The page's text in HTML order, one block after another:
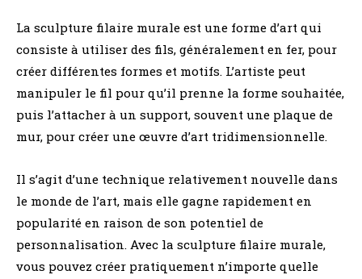
La sculpture filaire murale est une forme d’art qui
consiste à utiliser des fils, généralement en fer, pour
créer différentes formes et motifs. L’artiste peut
manipuler le fil pour qu’il prenne la forme souhaitée,
puis l’attacher à un support, souvent une plaque de
mur, pour créer une œuvre d’art tridimensionnelle.
Il s’agit d’une technique relativement nouvelle dans
le monde de l’art, mais elle gagne rapidement en
popularité en raison de son potentiel de
personnalisation. Avec la sculpture filaire murale,
vous pouvez créer pratiquement n’importe quelle